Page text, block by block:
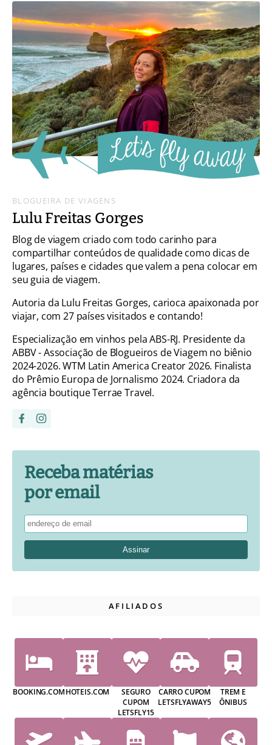
BLOGUEIRA DE VIAGENS
Lulu Freitas Gorges
Blog de viagem criado com todo carinho para
compartilhar conteúdos de qualidade como dicas de
lugares, países e cidades que valem a pena colocar em
seu guia de viagem.
Autoria da Lulu Freitas Gorges, carioca apaixonada por
viajar, com 27 países visitados e contando!
Especialização em vinhos pela ABS-RJ. Presidente da
ABBV - Associação de Blogueiros de Viagem no biênio
2024-2026. WTM Latin America Creator 2026. Finalista
do Prêmio Europa de Jornalismo 2024. Criadora da
agência boutique Terrae Travel.
Receba matérias
por email
AFILIADOS
BOOKING.COMHOTEIS.COM
SEGURO
CUPOM
LETSFLY15
CARRO CUPOM
LETSFLYAWAY5
TREM E
ÔNIBUS